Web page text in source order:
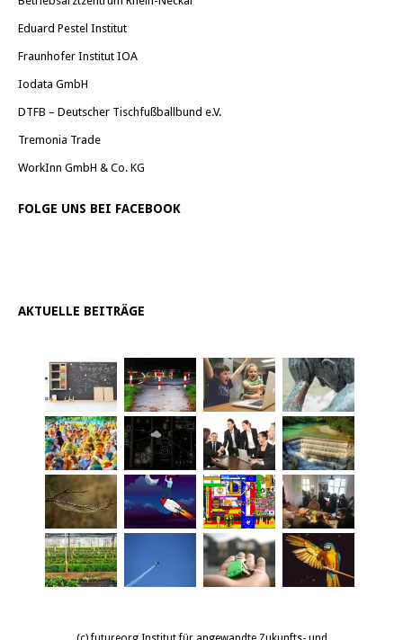
Eduard Pestel Institut
Fraunhofer Institut IOA
Iodata GmbH
DTFB – Deutscher Tischfußballbund e.V.
Tremonia Trade
WorkInn GmbH & Co. KG
FOLGE UNS BEI FACEBOOK
AKTUELLE BEITRÄGE